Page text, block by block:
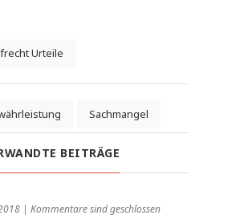
Urteile
Sachmangel
BEITRÄGE
| Kommentare sind geschlossen